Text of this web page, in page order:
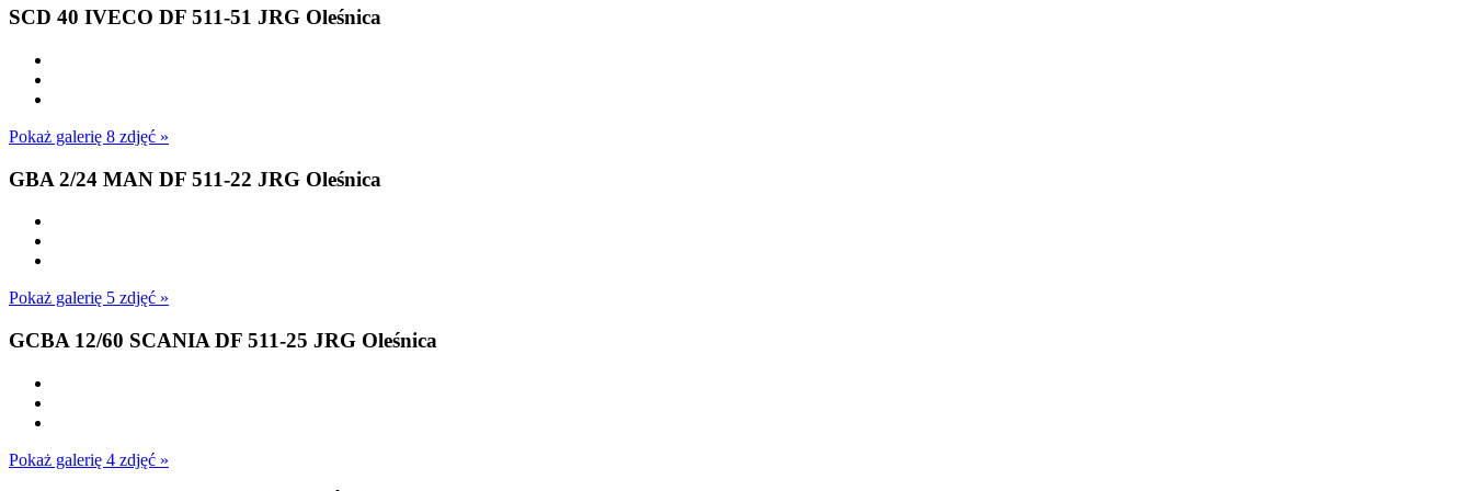
SCD 40 IVECO DF 511-51 JRG Oleśnica
Pokaż galerię 8 zdjęć »
GBA 2/24 MAN DF 511-22 JRG Oleśnica
Pokaż galerię 5 zdjęć »
GCBA 12/60 SCANIA DF 511-25 JRG Oleśnica
Pokaż galerię 4 zdjęć »